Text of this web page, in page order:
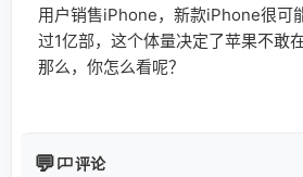
用户销售iPhone，新款iPhone很可
过1亿部，这个体量决定了苹果不敢
那么，你怎么看呢？
评论